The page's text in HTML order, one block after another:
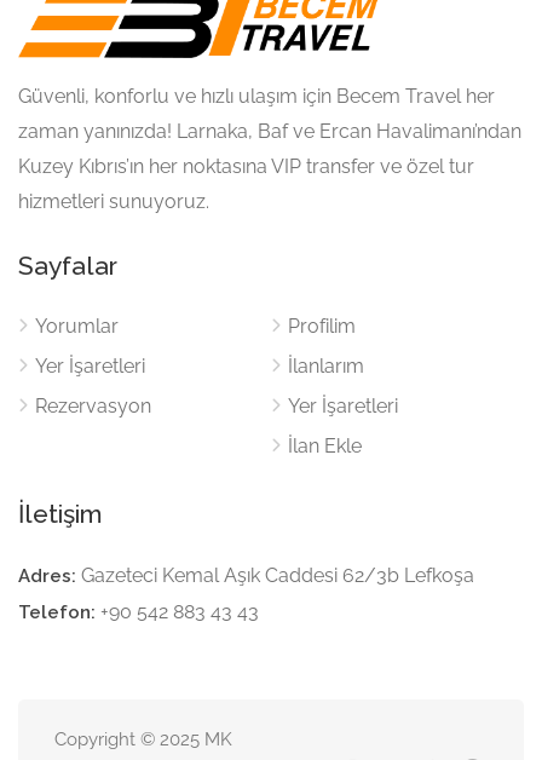
Güvenli, konforlu ve hızlı ulaşım için Becem Travel her
zaman yanınızda! Larnaka, Baf ve Ercan Havalimanı’ndan
Kuzey Kıbrıs’ın her noktasına VIP transfer ve özel tur
hizmetleri sunuyoruz.
Sayfalar
Yorumlar
Yer İşaretleri
Rezervasyon
Profilim
İlanlarım
Yer İşaretleri
İlan Ekle
İletişim
Adres: Gazeteci Kemal Aşık Caddesi 62/3b Lefkoşa
Telefon: +90 542 883 43 43
Copyright © 2025 MK